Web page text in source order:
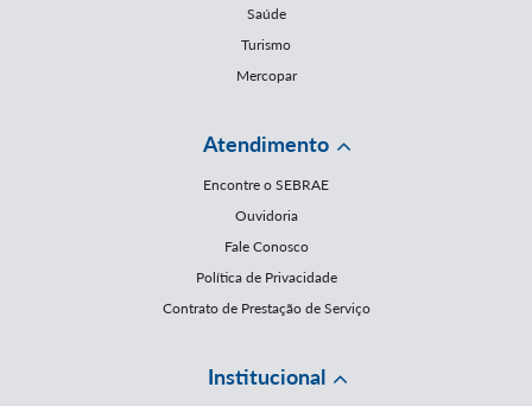
Saúde
Turismo
Mercopar
Atendimento
Encontre o SEBRAE
Ouvidoria
Fale Conosco
Política de Privacidade
Contrato de Prestação de Serviço
Institucional